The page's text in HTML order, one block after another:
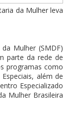
da Mulher leva
Mulher (SMDF)
parte da rede de
programas como
além de
Especializado
Mulher Brasileira